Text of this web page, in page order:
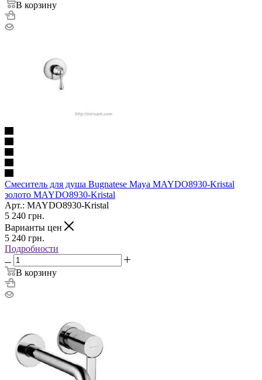
В корзину
Смеситель для душа Bugnatese Maya MAYDO8930-Kristal
золото MAYDO8930-Kristal
Арт.: MAYDO8930-Kristal
5 240 грн.
Варианты цен
5 240 грн.
Подробности
В корзину